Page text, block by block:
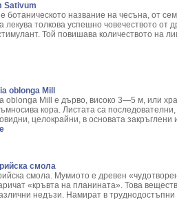
Sativum
ботаническото название на чесъна, от
лекува толкова успешно човечеството
Той повишава количеството на
oblonga Mill
oblonga Mill е дърво, високо 3—5 м, или
кора. Листата са
целокрайни, в основата закръглени
смола
смола. Мумиото е древен
«кръвта на планината». Това
недъзи. Намират в